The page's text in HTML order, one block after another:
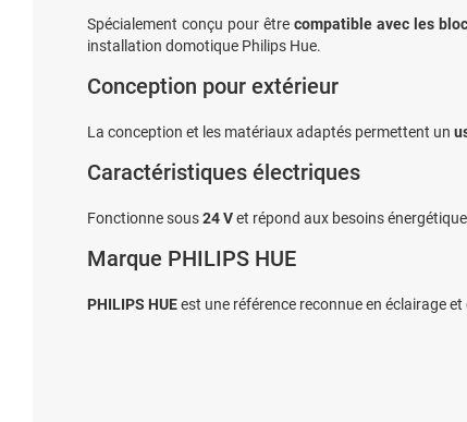
Spécialement conçu pour être compatible avec les
installation domotique Philips Hue.
Conception pour extérieur
La conception et les matériaux adaptés permettent un
Caractéristiques électriques
Fonctionne sous24 Vet répond aux besoins
Marque PHILIPS HUE
PHILIPS HUEest une référence reconnue en éclairage